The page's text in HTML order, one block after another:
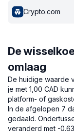
Crypto.com
De
omlaag
De huidige waarde
je met 1,00 CAD
platform- of
In de afgelopen 7
gedaald.
veranderd met -